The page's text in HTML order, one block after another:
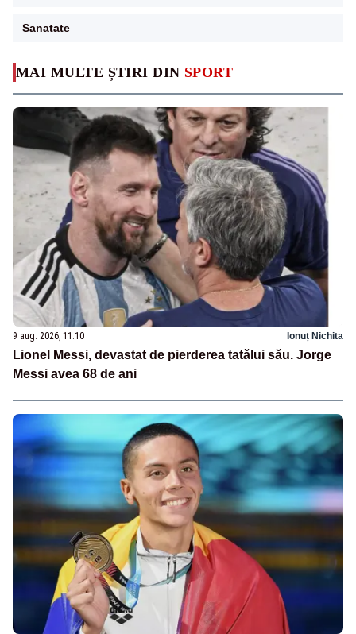
MAI MULTE ȘTIRI DIN SPORT
9 aug. 2026, 11:10 Ionuț Nichita
Lionel Messi, devastat de pierderea tatălui său. Jorge
Messi avea 68 de ani
Sanatate